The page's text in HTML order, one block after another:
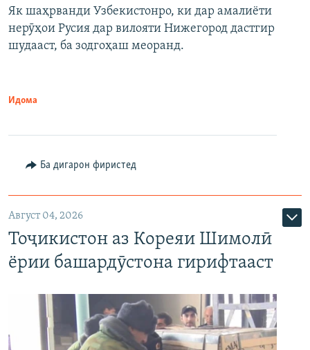
Як шаҳрванди Узбекистонро, ки дар амалиёти
нерӯҳои Русия дар вилояти Нижегород дастгир
шудааст, ба зодгоҳаш меоранд.
Идома
Ба дигарон фиристед
Август 04, 2026
Тоҷикистон аз Кореяи Шимолӣ
ёрии башардӯстона гирифтааст